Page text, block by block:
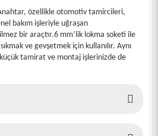
özellikle otomotiv tamircileri,
bakım işleriyle uğraşan
bir araçtır.6 mm’lik lokma soketi ile
ve gevşetmek için kullanılır. Aynı
tamirat ve montaj işlerinizde de